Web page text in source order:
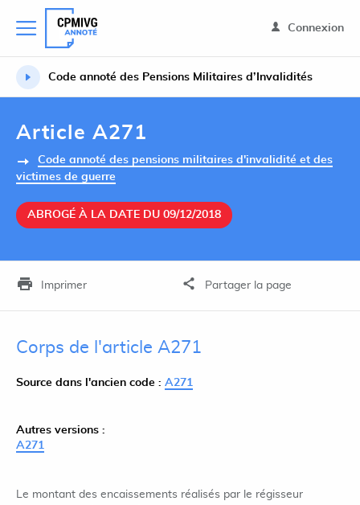
Connexion
Code annoté des Pensions Militaires d’Invalidités
Article A271
Code annoté des pensions militaires d'invalidité et des
victimes de guerre
ABROGÉ À LA DATE DU 09/12/2018
Imprimer Partager la page
Corps de l'article A271
Source dans l'ancien code : A271
Autres versions :
A271
Le montant des encaissements réalisés par le régisseur